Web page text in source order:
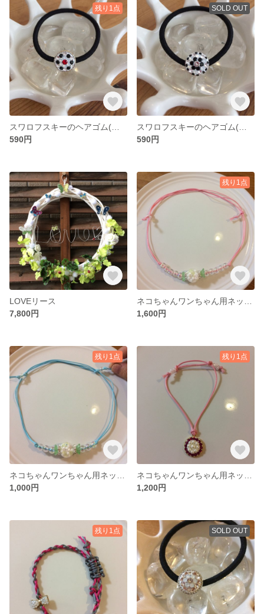
残り1点
590円
SOLD OUT
590円
LOVEリース
7,800円
残り1点
1,600円
残り1点
1,000円
残り1点
1,200円
残り1点 SOLD OUT